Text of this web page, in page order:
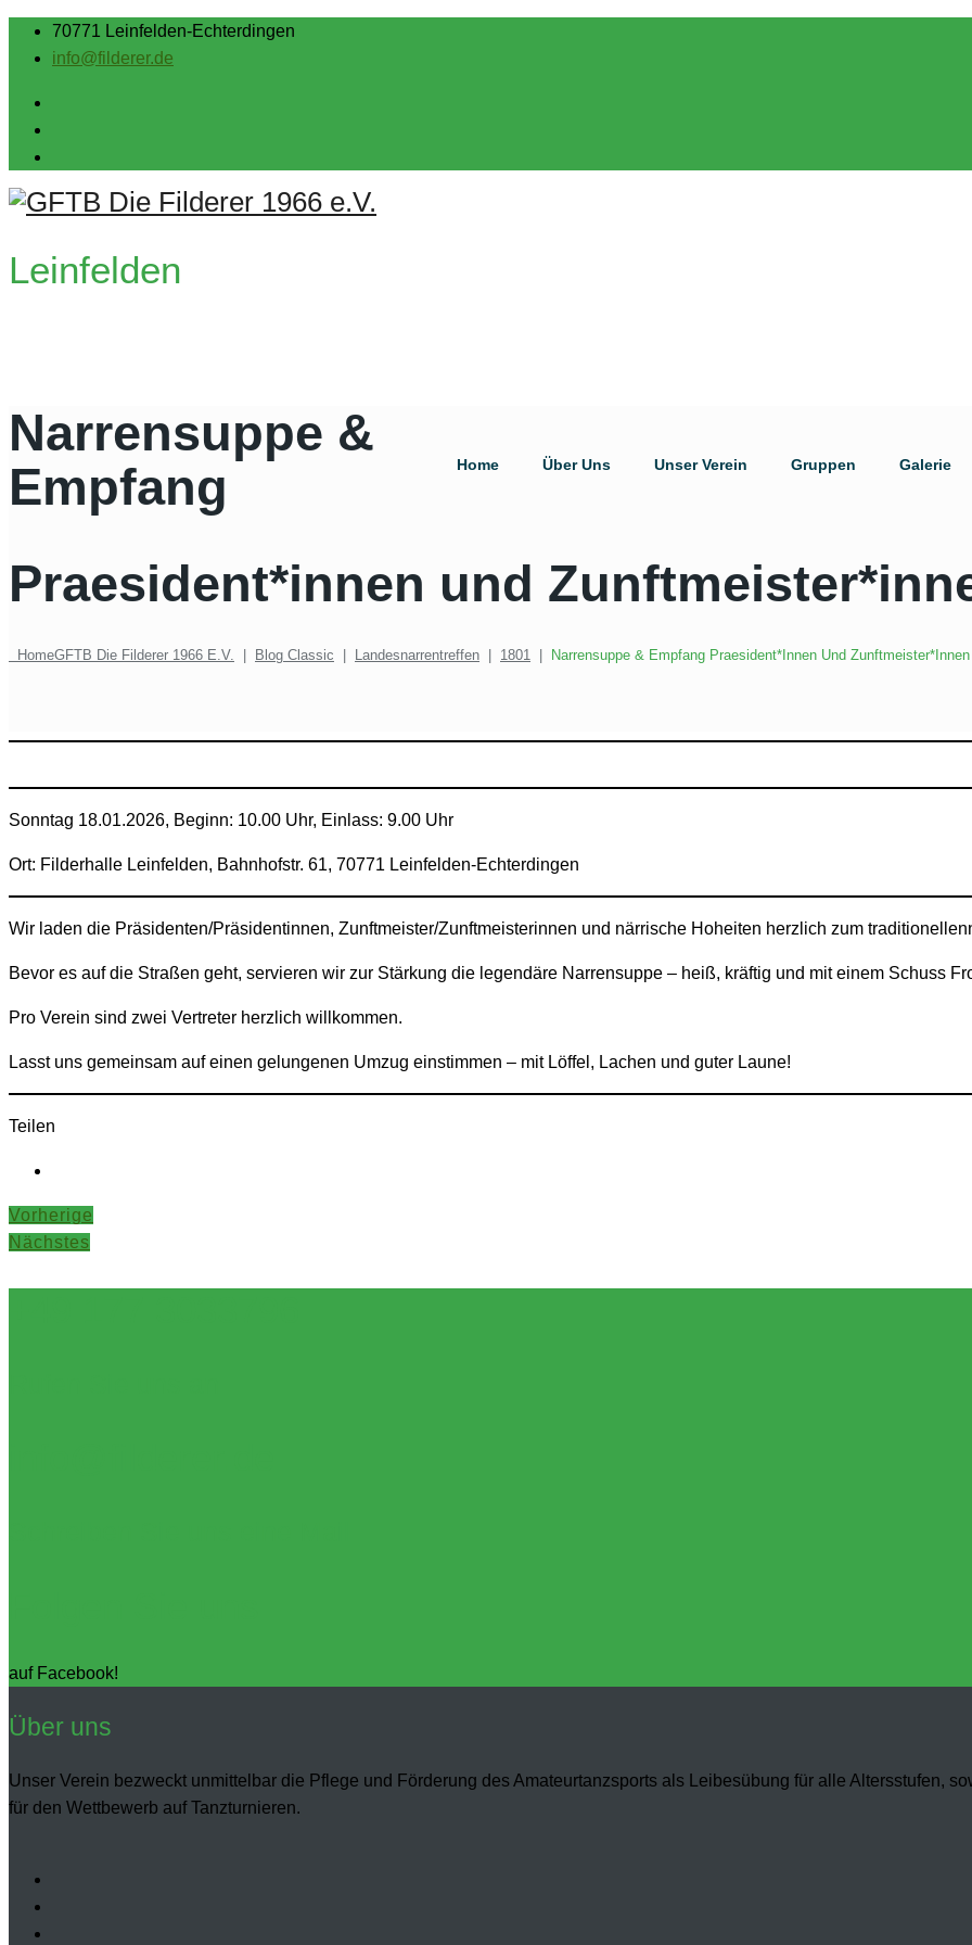
70771 Leinfelden-Echterdingen
info@filderer.de
Leinfelden
Home Über Uns Unser Verein Gruppen Galerie
Narrensuppe &
Empfang
Praesident*innen und
HomeGFTB Die Filderer 1966 E.V. Blog Classic Landesnarrentreffen 1801 Narrensuppe & Empfang Praesident*innen Und Zunftmeister*innen
Sonntag 18.01.2026, Beginn: 10.00 Uhr, Einlass: 9.00 Uhr
Ort: Filderhalle Leinfelden, Bahnhofstr. 61, 70771 Leinfelden-Echterdingen
Wir laden die Präsidenten/Präsidentinnen, Zunftmeister/Zunftmeisterinnen und närrische Hoheiten herzlich zum
Bevor es auf die Straßen geht, servieren wir zur Stärkung die legendäre Narrensuppe – heiß, kräftig und mit einem Schuss
Pro Verein sind zwei Vertreter herzlich willkommen.
Lasst uns gemeinsam auf einen gelungenen Umzug einstimmen – mit Löffel, Lachen und guter Laune!
Teilen
Vorherige
Nächstes
auf Facebook!
Über uns
Unser Verein bezweckt unmittelbar die Pflege und Förderung des Amateurtanzsports als Leibesübung für alle Altersstufen,
für den Wettbewerb auf Tanzturnieren.